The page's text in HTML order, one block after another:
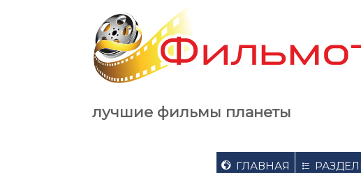
лучшие фильмы планеты
ГЛАВНАЯ